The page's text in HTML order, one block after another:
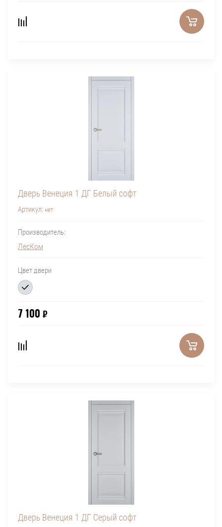
Дверь Венеция 1 ДГ Белый софт
Артикул: нет
Производитель:
ЛесКом
Цвет двери
7 100 ₽
Дверь Венеция 1 ДГ Серый софт